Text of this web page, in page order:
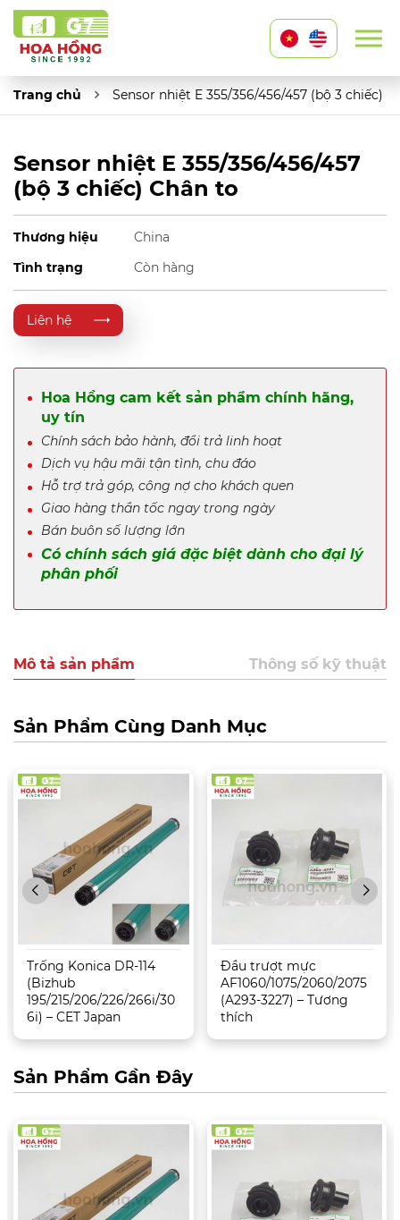
Trang chủ Sensor nhiệt E 355/356/456/457 (bộ 3 chiếc)
Sensor nhiệt E 355/356/456/457
(bộ 3 chiếc) Chân to
Thương hiệu
China
Tình trạng
Còn hàng
Liên hệ
Hoa Hồng cam kết sản phẩm chính hãng,
uy tín
Chính sách bảo hành, đổi trả linh hoạt
Dịch vụ hậu mãi tận tình, chu đáo
Hỗ trợ trả góp, công nợ cho khách quen
Giao hàng thần tốc ngay trong ngày
Bán buôn số lượng lớn
Có chính sách giá đặc biệt dành cho đại lý
phân phối
Mô tả sản phẩm Thông số kỹ thuật
Sản Phẩm Cùng Danh Mục
Trống Konica DR-114
(Bizhub
195/215/206/226/266i/30
6i) – CET Japan
Đầu trượt mực
AF1060/1075/2060/2075
(A293-3227) – Tương
thích
Sản Phẩm Gần Đây